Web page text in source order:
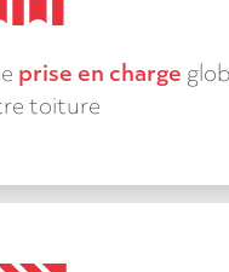
prise en charge
toiture